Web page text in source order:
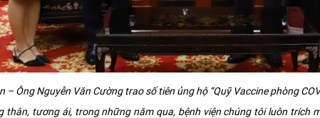
– Ông Nguyễn Văn Cường trao số tiên ủng hộ “Quỹ Vaccine phòng
thân, tương ái, trong những năm qua, bệnh viện chúng tôi luôn trích